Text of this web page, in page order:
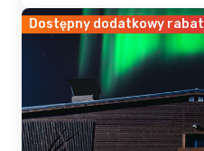
Dostępny dodatkowy rabat